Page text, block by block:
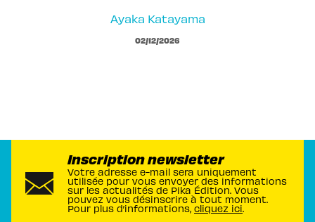
Ayaka Katayama
02/12/2026
Inscription newsletter
Votre adresse e-mail sera uniquement
utilisée pour vous envoyer des informations
sur les actualités de Pika Édition. Vous
pouvez vous désinscrire à tout moment.
Pour plus d’informations, cliquez ici.